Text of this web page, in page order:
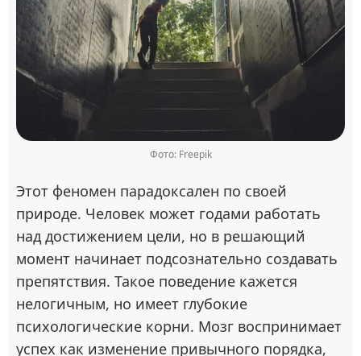
Фото: Freepik
Этот феномен парадоксален по своей
природе. Человек может годами работать
над достижением цели, но в решающий
момент начинает подсознательно создавать
препятствия. Такое поведение кажется
нелогичным, но имеет глубокие
психологические корни. Мозг воспринимает
успех как изменение привычного порядка,